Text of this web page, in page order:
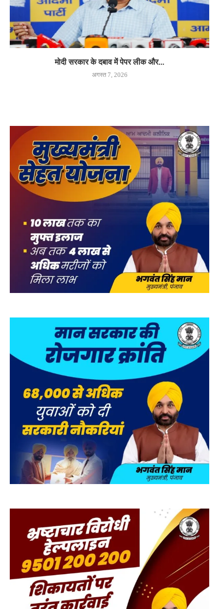
मोदी सरकार के दबाव में पेपर लीक और...
अगस्त 7, 2026